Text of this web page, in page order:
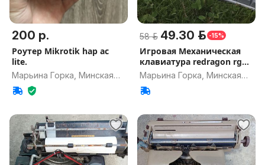
200 р.
Роутер Mikrotik hap ac
lite.
Марьина Горка, Минская
обл.
58 р. 49.30 р. -15%
Игровая Механическая
клавиатура redragon rgb
k617
Марьина Горка, Минская
обл.